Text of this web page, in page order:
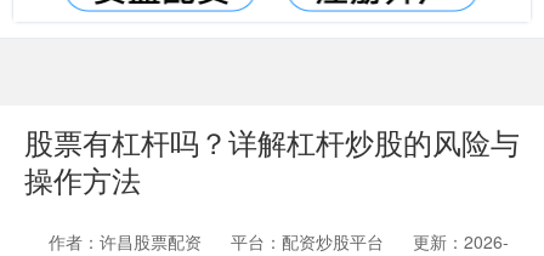
股票有杠杆吗？详解杠杆炒股的风险与
操作方法
作者：许昌股票配资 平台：配资炒股平台
更新：2026-